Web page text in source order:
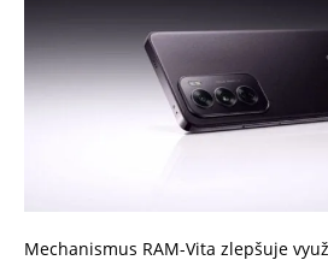
Mechanismus RAM-Vita zlepšuje